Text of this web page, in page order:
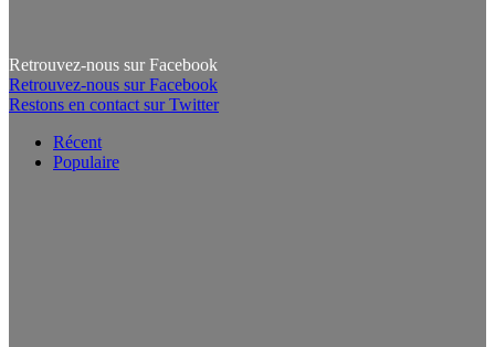
Retrouvez-nous sur Facebook
Retrouvez-nous sur Facebook
Restons en contact sur Twitter
Récent
Populaire